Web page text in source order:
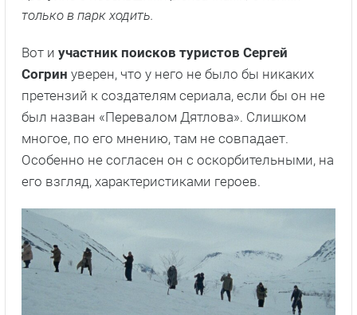
только в парк ходить.
Вот и участник поисков туристов Сергей
Согрин уверен, что у него не было бы никаких
претензий к создателям сериала, если бы он не
был назван «Перевалом Дятлова». Слишком
многое, по его мнению, там не совпадает.
Особенно не согласен он с оскорбительными, на
его взгляд, характеристиками героев.